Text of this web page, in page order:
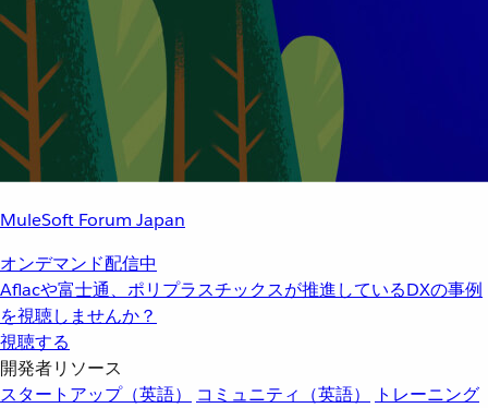
MuleSoft Forum Japan
オンデマンド配信中
Aflacや富士通、ポリプラスチックスが推進しているDXの事例
を視聴しませんか？
視聴する
開発者リソース
スタートアップ（英語）
コミュニティ（英語）
トレーニング